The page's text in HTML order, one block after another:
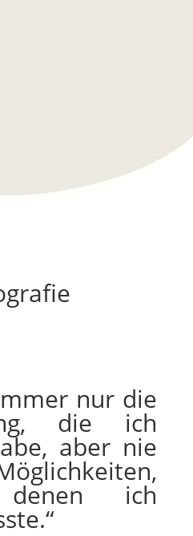
nur die
die ich
aber nie
denen ich